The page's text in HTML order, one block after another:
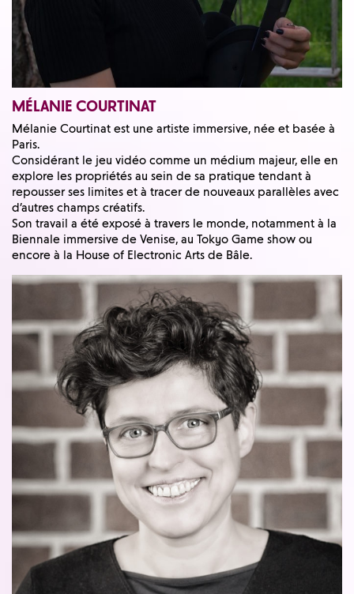
MÉLANIE COURTINAT
Mélanie Courtinat est une artiste immersive, née et basée à
Paris.
Considérant le jeu vidéo comme un médium majeur, elle en
explore les propriétés au sein de sa pratique tendant à
repousser ses limites et à tracer de nouveaux parallèles avec
d’autres champs créatifs.
Son travail a été exposé à travers le monde, notamment à la
Biennale immersive de Venise, au Tokyo Game show ou
encore à la House of Electronic Arts de Bâle.